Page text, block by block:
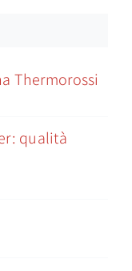
Thermorossi
qualità